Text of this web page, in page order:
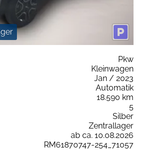
Pkw
Kleinwagen
Jan / 2023
Automatik
18.590 km
5
Silber
Zentrallager
ab ca. 10.08.2026
RM61870747-254_71057